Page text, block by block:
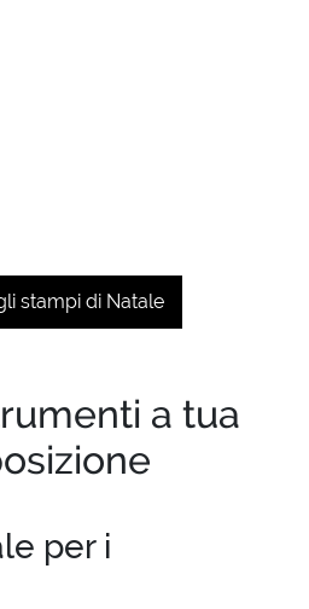
stampi di Natale
a tua
per i